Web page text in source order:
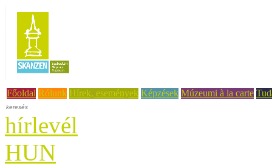
Főoldal Rólunk Hírek, események Képzések Múzeumi à la carte
hírlevél
HUN